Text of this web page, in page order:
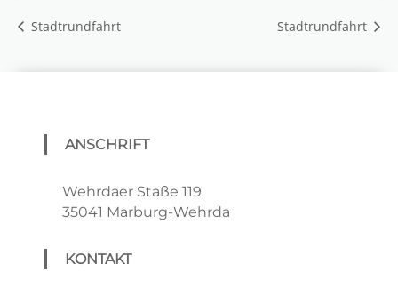
Stadtrundfahrt Stadtrundfahrt
ANSCHRIFT
Wehrdaer Staße 119
35041 Marburg-Wehrda
KONTAKT